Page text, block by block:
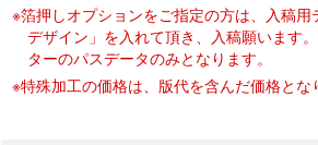
※箔押しオプションをご指定の方は、入稿
デザイン」を入れて頂き、入稿願います
ターのパスデータのみとなります。
※特殊加工の価格は、版代を含んだ価格とな